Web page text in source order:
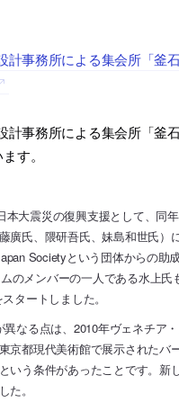
事務所による集会所「釜
事務所による集会所「釜
す。
本大震災の復興支援として、同
氏、隈研吾氏、妹島和世氏）
Societyという団体からの助
のメンバーの一人である水上
タートしました。
なる点は、2010年ヴェネチア
都現代美術館で展示されたバ
いう条件があったことです。新
。